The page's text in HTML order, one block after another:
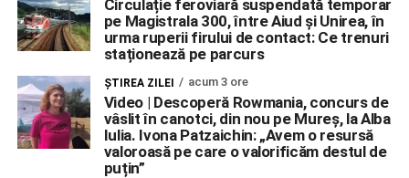
Circulație feroviară suspendată temporar
pe Magistrala 300, între Aiud și Unirea, în
urma ruperii firului de contact: Ce trenuri
staționează pe parcurs
ŞTIREA ZILEI acum 3 ore
Video | Descoperă Rowmania, concurs de
vâslit în canotci, din nou pe Mureș, la Alba
Iulia. Ivona Patzaichin: „Avem o resursă
valoroasă pe care o valorificăm destul de
puțin”